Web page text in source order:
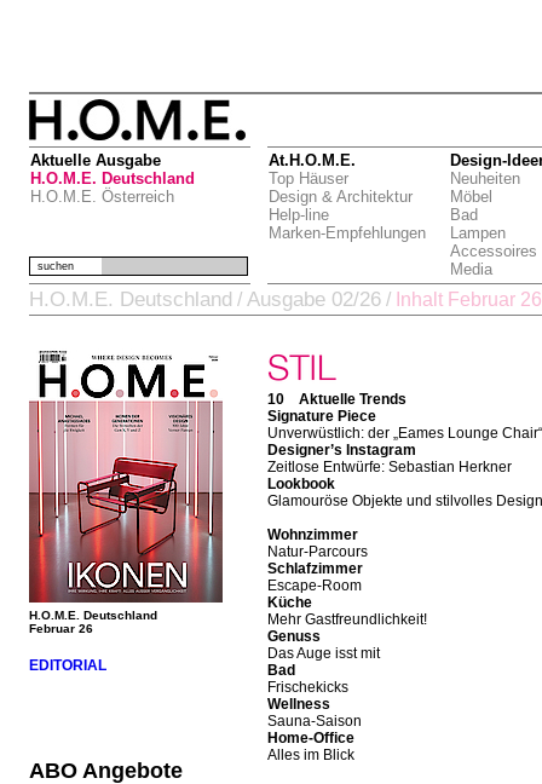
Aktuelle Ausgabe
H.O.M.E. Deutschland
H.O.M.E. Österreich
At.H.O.M.E.
Top Häuser
Design & Architektur
Help-line
Marken-Empfehlungen
Design-
Neuheiten
Möbel
Bad
Lampen
Accessoires
Media
suchen
H.O.M.E. Deutschland / Ausgabe 02/26 / Inhalt Februar 26
H.O.M.E. Deutschland
Februar 26
EDITORIAL
ABO Angebote
10 Aktuelle Trends
Signature Piece
Unverwüstlich: der „Eames Lounge
Designer’s Instagram
Zeitlose Entwürfe: Sebastian Herkner
Lookbook
Glamouröse Objekte und stilvolles Design
Wohnzimmer
Natur-Parcours
Schlafzimmer
Escape-Room
Küche
Mehr Gastfreundlichkeit!
Genuss
Das Auge isst mit
Bad
Frischekicks
Wellness
Sauna-Saison
Home-Office
Alles im Blick